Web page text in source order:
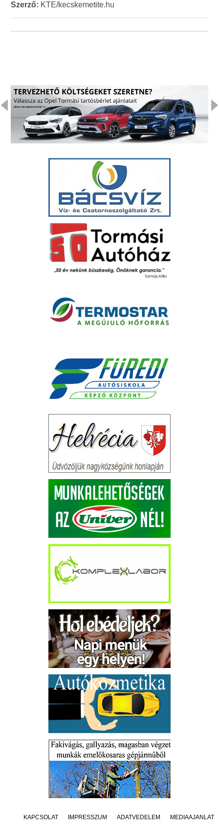
Szerző: KTE/kecskemetite.hu
KAPCSOLAT IMPRESSZUM ADATVÉDELEM MÉDIAAJÁNLAT